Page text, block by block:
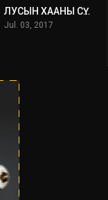
6.3
ЛУСЫН ХААНЫ СҮЙТ БҮСГҮЙ
Jul. 03, 2017